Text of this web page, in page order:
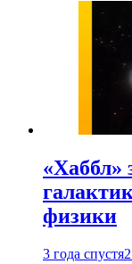
«Хаббл»
физики
3 года спустя